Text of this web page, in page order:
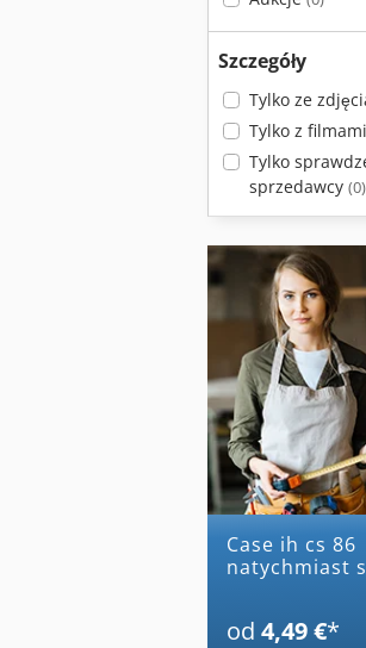
Szczegóły
Tylko ze
Tylko z
Tylko
sprzedawcy (0)
case ih cs 86
natychmiast
od 4,49 €*